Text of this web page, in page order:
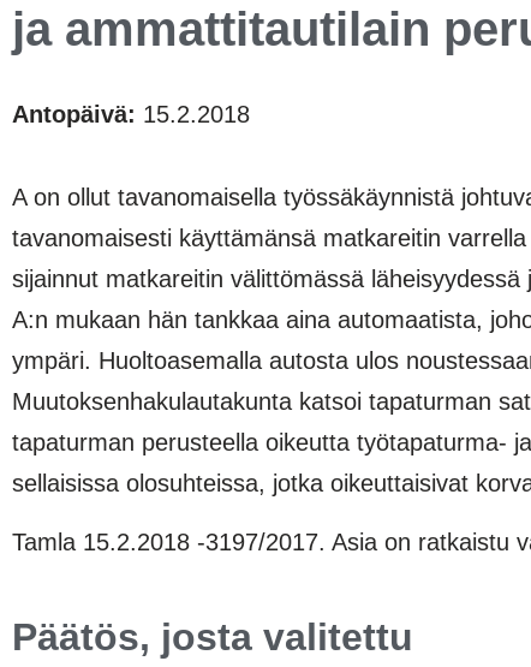
ja ammattitautilain
Antopäivä: 15.2.2018
A on ollut tavanomaisella työssäkäynnistä
tavanomaisesti käyttämänsä matkareitin
sijainnut matkareitin välittömässä
A:n mukaan hän tankkaa aina automaatista,
ympäri. Huoltoasemalla autosta ulos
Muutoksenhakulautakunta katsoi tapaturman
tapaturman perusteella oikeutta työtapaturma-
sellaisissa olosuhteissa, jotka oikeuttaisivat
Tamla 15.2.2018 -3197/2017. Asia on ratkaistu
Päätös, josta valitettu